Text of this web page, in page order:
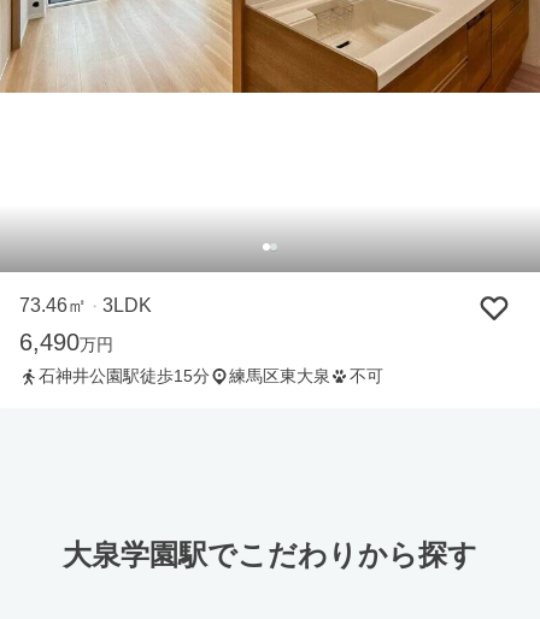
73.46㎡ ・ 3LDK
6,490万円
石神井公園駅徒歩15分
練馬区東大泉 不可
大泉学園駅でこだわりから探す